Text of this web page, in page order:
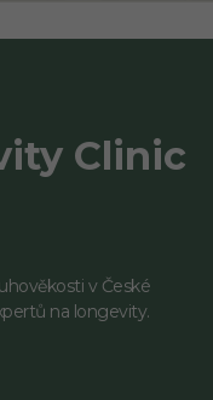
Clinic
v České
na longevity.